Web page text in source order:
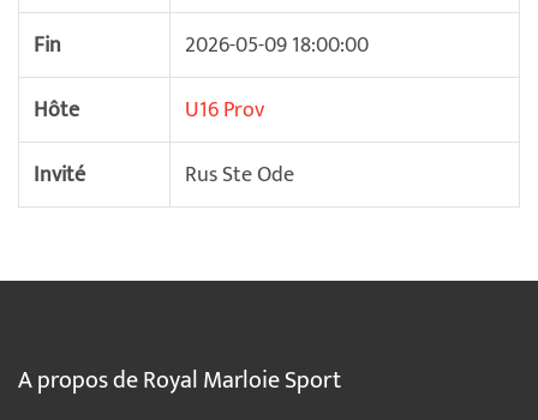
Fin
2026-05-09 18:00:00
Hôte
U16 Prov
Invité
Rus Ste Ode
A propos de Royal Marloie Sport